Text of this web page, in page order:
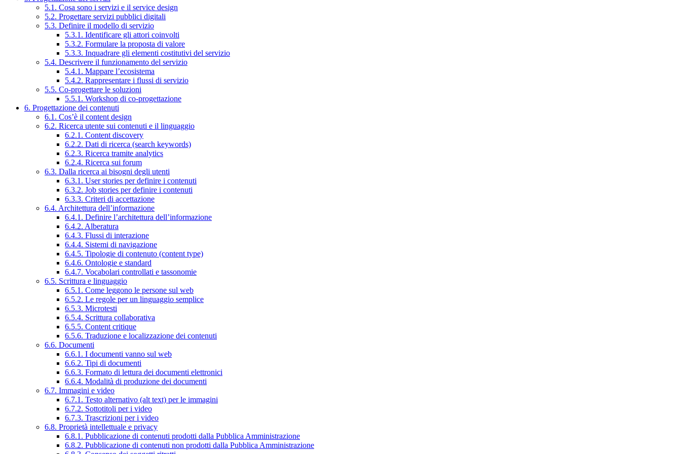
5.1. Cosa sono i servizi e il service design
5.2. Progettare servizi pubblici digitali
5.3. Definire il modello di servizio
5.3.1. Identificare gli attori coinvolti
5.3.2. Formulare la proposta di valore
5.3.3. Inquadrare gli elementi costitutivi del servizio
5.4. Descrivere il funzionamento del servizio
5.4.1. Mappare l’ecosistema
5.4.2. Rappresentare i flussi di servizio
5.5. Co-progettare le soluzioni
5.5.1. Workshop di co-progettazione
6. Progettazione dei contenuti
6.1. Cos’è il content design
6.2. Ricerca utente sui contenuti e il linguaggio
6.2.1. Content discovery
6.2.2. Dati di ricerca (search keywords)
6.2.3. Ricerca tramite analytics
6.2.4. Ricerca sui forum
6.3. Dalla ricerca ai bisogni degli utenti
6.3.1. User stories per definire i contenuti
6.3.2. Job stories per definire i contenuti
6.3.3. Criteri di accettazione
6.4. Architettura dell’informazione
6.4.1. Definire l’architettura dell’informazione
6.4.2. Alberatura
6.4.3. Flussi di interazione
6.4.4. Sistemi di navigazione
6.4.5. Tipologie di contenuto (content type)
6.4.6. Ontologie e standard
6.4.7. Vocabolari controllati e tassonomie
6.5. Scrittura e linguaggio
6.5.1. Come leggono le persone sul web
6.5.2. Le regole per un linguaggio semplice
6.5.3. Microtesti
6.5.4. Scrittura collaborativa
6.5.5. Content critique
6.5.6. Traduzione e localizzazione dei contenuti
6.6. Documenti
6.6.1. I documenti vanno sul web
6.6.2. Tipi di documenti
6.6.3. Formato di lettura dei documenti elettronici
6.6.4. Modalità di produzione dei documenti
6.7. Immagini e video
6.7.1. Testo alternativo (alt text) per le immagini
6.7.2. Sottotitoli per i video
6.7.3. Trascrizioni per i video
6.8. Proprietà intellettuale e privacy
6.8.1. Pubblicazione di contenuti prodotti dalla Pubblica Amministrazione
6.8.2. Pubblicazione di contenuti non prodotti dalla Pubblica Amministrazione